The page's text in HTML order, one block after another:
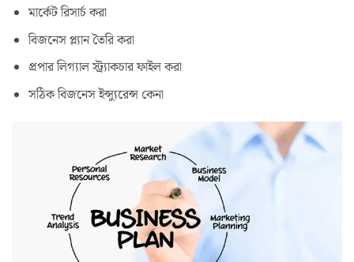
মার্কেট রিসার্চ করা
বিজনেস প্ল্যান তৈরি করা
প্রপার লিগ্যাল স্ট্র্যাকচার ফাইল করা
সঠিক বিজনেস ইন্স্যুরেন্স কেনা